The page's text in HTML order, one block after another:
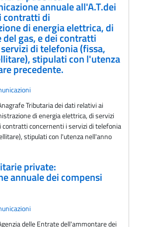
annuale all'A.T.dei
contratti di
di energia elettrica, di
gas, e dei contratti
di telefonia (fissa,
stipulati con l'utenza
precedente.
Tributaria dei dati relativi ai
di energia elettrica, di servizi
contratti concernenti i servizi di telefonia
stipulati con l'utenza nell'anno
private:
annuale dei compensi
delle Entrate dell'ammontare dei